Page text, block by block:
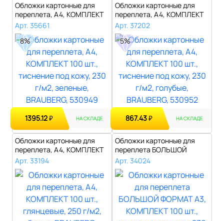
Обложки картонные для
переплета, А4, КОМПЛЕКТ
100 шт., ..
Арт. 35661
8%
1395.12₽ НА СКЛАДЕ
Обложки картонные для
переплета, А4, КОМПЛЕКТ
100 шт., ..
Арт. 37202
5%
867.43₽ НА СКЛАДЕ
Обложки картонные для
переплета, А4, КОМПЛЕКТ
100 шт., ..
Арт. 33194
Обложки картонные для
переплета БОЛЬШОЙ
ФОРМАТ А3, КОМП..
Арт. 34024